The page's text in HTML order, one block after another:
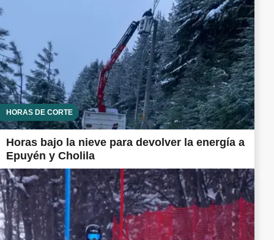
HORAS DE CORTE
Horas bajo la nieve para devolver la energía a
Epuyén y Cholila